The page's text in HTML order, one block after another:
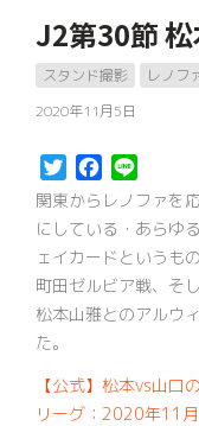
J2第30節
スタンド撮影 レノフ
2020年11月5日
TwitterFacebook
関東からレノファを
にしている・あらゆ
ェイカードというも
町田ゼルビア戦、そ
松本山雅とのアルウ
た。
【公式】松本vs山口
リーグ：2020年11